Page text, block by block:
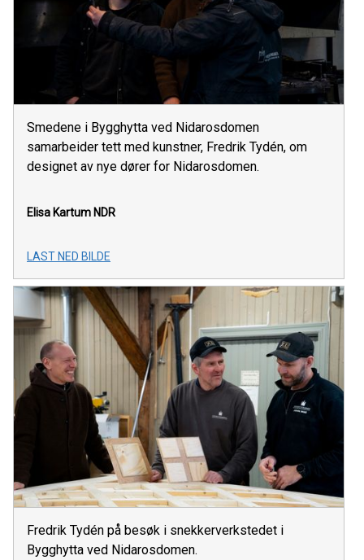
Smedene i Bygghytta ved Nidarosdomen
samarbeider tett med kunstner, Fredrik Tydén, om
designet av nye dører for Nidarosdomen.
Elisa Kartum NDR
LAST NED BILDE
Fredrik Tydén på besøk i snekkerverkstedet i
Bygghytta ved Nidarosdomen.